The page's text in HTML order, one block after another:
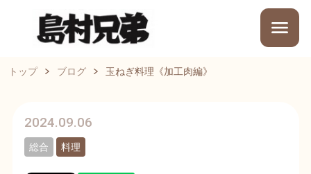
トップ ブログ 玉ねぎ料理《加工肉編》
2024.09.06
総合 料理